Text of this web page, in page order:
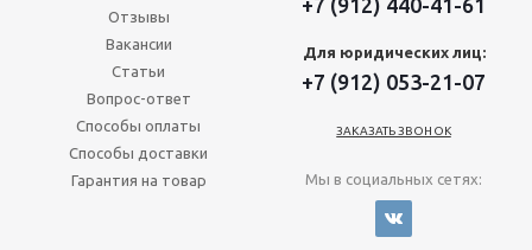
Отзывы
Вакансии
Статьи
Вопрос-ответ
Способы оплаты
Способы доставки
Гарантия на товар
+7 (912) 440-41-61
Для юридических лиц:
+7 (912) 053-21-07
ЗАКАЗАТЬ ЗВОНОК
Мы в социальных сетях: